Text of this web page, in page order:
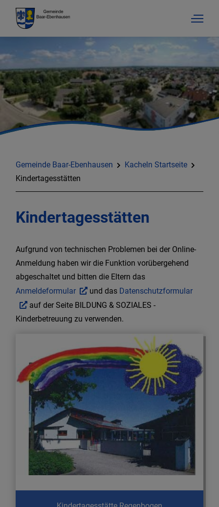
Gemeinde Baar-Ebenhausen
Kacheln Startseite
Kindertagesstätten
Kindertagesstätten
Aufgrund von technischen Problemen bei der Online-
Anmeldung haben wir die Funktion vorübergehend
abgeschaltet und bitten die Eltern das
Anmeldeformular
und das Datenschutzformular
auf der Seite BILDUNG & SOZIALES -
Kinderbetreuung zu verwenden.